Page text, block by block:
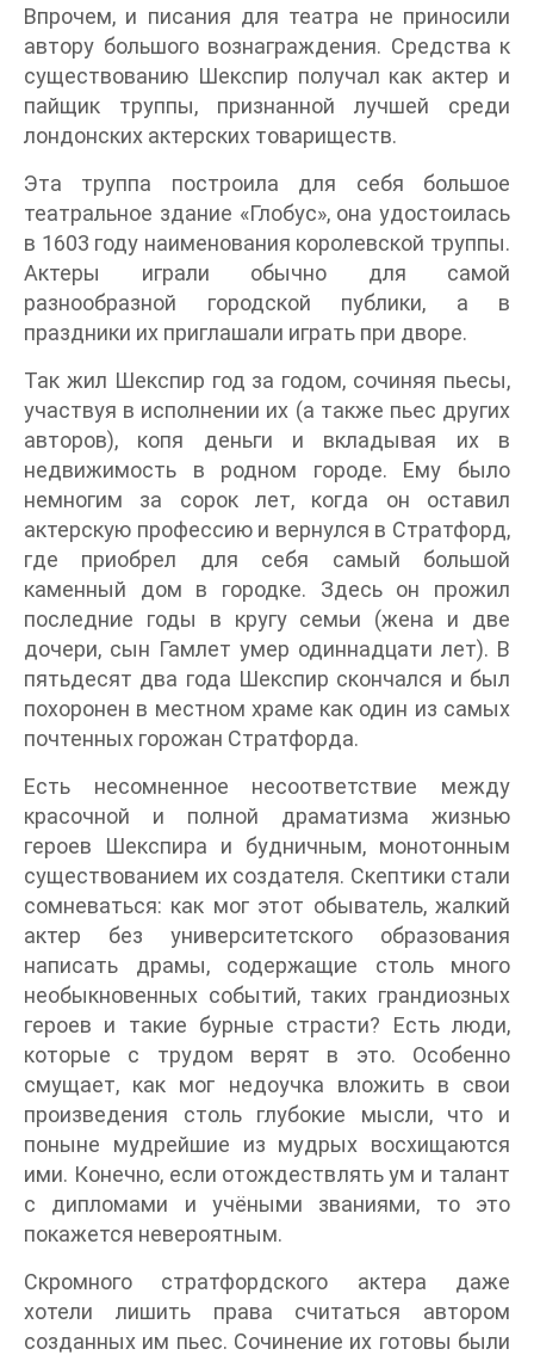
Впрочем, и писания для театра не приносили
автору большого вознаграждения. Средства к
существованию Шекспир получал как актер и
пайщик труппы, признанной лучшей среди
лондонских актерских товариществ.
Эта труппа построила для себя большое
театральное здание «Глобус», она удостоилась
в 1603 году наименования королевской труппы.
Актеры играли обычно для самой
разнообразной городской публики, а в
праздники их приглашали играть при дворе.
Так жил Шекспир год за годом, сочиняя пьесы,
участвуя в исполнении их (а также пьес других
авторов), копя деньги и вкладывая их в
недвижимость в родном городе. Ему было
немногим за сорок лет, когда он оставил
актерскую профессию и вернулся в Стратфорд,
где приобрел для себя самый большой
каменный дом в городке. Здесь он прожил
последние годы в кругу семьи (жена и две
дочери, сын Гамлет умер одиннадцати лет). В
пятьдесят два года Шекспир скончался и был
похоронен в местном храме как один из самых
почтенных горожан Стратфорда.
Есть несомненное несоответствие между
красочной и полной драматизма жизнью
героев Шекспира и будничным, монотонным
существованием их создателя. Скептики стали
сомневаться: как мог этот обыватель, жалкий
актер без университетского образования
написать драмы, содержащие столь много
необыкновенных событий, таких грандиозных
героев и такие бурные страсти? Есть люди,
которые с трудом верят в это. Особенно
смущает, как мог недоучка вложить в свои
произведения столь глубокие мысли, что и
поныне мудрейшие из мудрых восхищаются
ими. Конечно, если отождествлять ум и талант
с дипломами и учёными званиями, то это
покажется невероятным.
Скромного стратфордского актера даже
хотели лишить права считаться автором
созданных им пьес. Сочинение их готовы были